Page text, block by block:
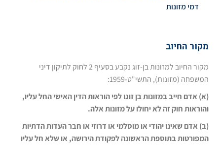
דמי מזונות
מקור החיוב
מקור החיוב למזונות בן-זוג נקבע בסעיף 2 לחוק לתיקון דיני
המשפחה (מזונות), התשי"ט-1959:
(א) אדם חייב במזונות בן זוגו לפי הוראות הדין האישי החל עליו,
והוראות חוק זה לא יחולו על מזונות אלה.
(ב) אדם שאינו יהודי או מוסלמי או דרוזי או חבר העדות הדתיות
המפורטות בתוספת הראשונה לפקודת הירושה, או שלא חל עליו